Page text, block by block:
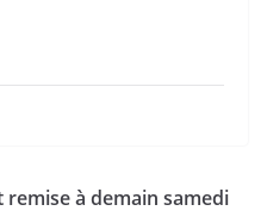
à demain samedi